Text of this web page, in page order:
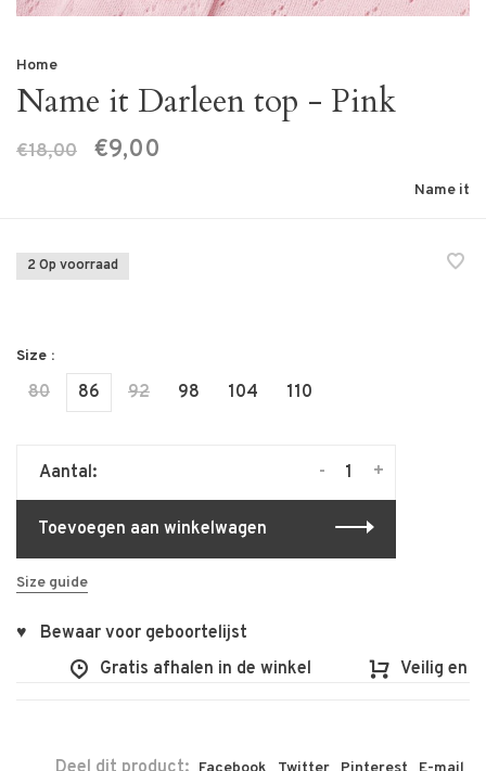
Home
Name it Darleen top - Pink
€18,00 €9,00
Name it
2 Op voorraad
Size :
80 86 92 98 104 110
Aantal: +
-
Toevoegen aan winkelwagen
Size guide
♥ Bewaar voor geboortelijst
Gratis afhalen in de winkel
Veilig en